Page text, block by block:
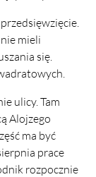
mieli
się.
ulicy. Tam
Alojzego
ma być
prace
rozpocznie